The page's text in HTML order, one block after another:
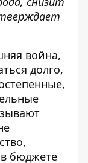
война,
долго,
бюджете